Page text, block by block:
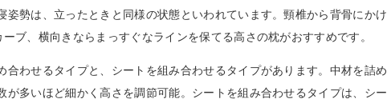
姿勢は、立ったときと同様の状態といわれています。頸椎から背骨にかけ
ブ、横向きならまっすぐなラインを保てる高さの枕がおすすめです。
合わせるタイプと、シートを組み合わせるタイプがあります。中材を詰め
が多いほど細かく高さを調節可能。シートを組み合わせるタイプは、シー